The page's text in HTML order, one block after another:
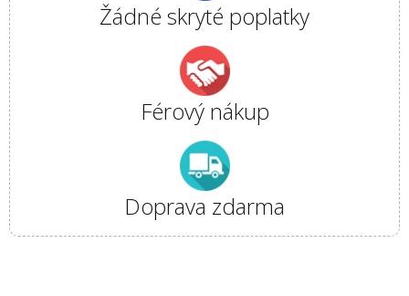
Žádné skryté poplatky
Férový nákup
Doprava zdarma